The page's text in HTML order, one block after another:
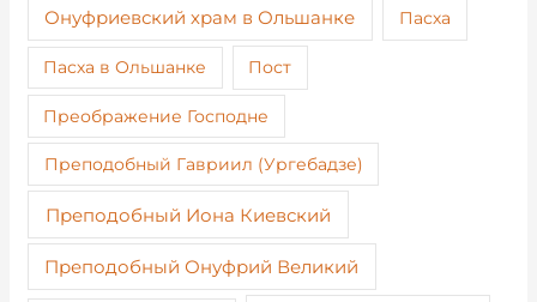
Онуфриевский храм в Ольшанке Пасха
Пасха в Ольшанке Пост
Преображение Господне
Преподобный Гавриил (Ургебадзе)
Преподобный Иона Киевский
Преподобный Онуфрий Великий